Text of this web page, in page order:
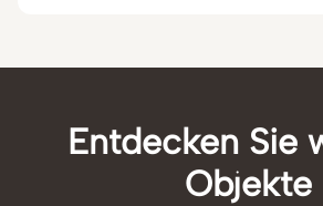
Entdecken Sie
Objekte